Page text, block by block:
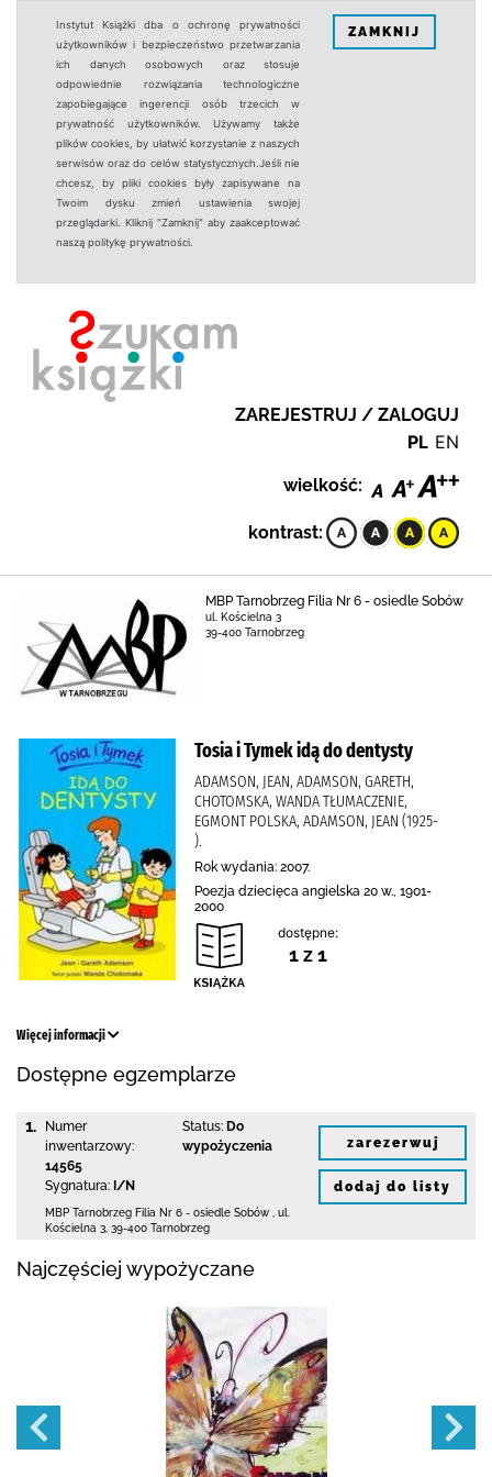
Instytut Książki dba o ochronę prywatności
użytkowników i bezpieczeństwo przetwarzania
ich danych osobowych oraz stosuje
odpowiednie rozwiązania technologiczne
zapobiegające ingerencji osób trzecich w
prywatność użytkowników. Używamy także
plików cookies, by ułatwić korzystanie z naszych
serwisów oraz do celów statystycznych.Jeśli nie
chcesz, by pliki cookies były zapisywane na
Twoim dysku zmień ustawienia swojej
przeglądarki. Kliknij "Zamknij" aby zaakceptować
naszą politykę prywatności.
ZAMKNIJ
ZAREJESTRUJ / ZALOGUJ
PL EN
wielkość:
kontrast:
MBP Tarnobrzeg Filia Nr 6 - osiedle Sobów
ul. Kościelna 3
39-400 Tarnobrzeg
Tosia i Tymek idą do dentysty
ADAMSON, JEAN, ADAMSON, GARETH,
CHOTOMSKA, WANDA TŁUMACZENIE,
EGMONT POLSKA, ADAMSON, JEAN (1925-
).
Rok wydania: 2007.
Poezja dziecięca angielska 20 w., 1901-
2000
dostępne:
1 z 1
Więcej informacji
Dostępne egzemplarze
1.
Numer
inwentarzowy:
14565
Sygnatura: I/N
Status: Do
wypożyczenia
MBP Tarnobrzeg Filia Nr 6 - osiedle Sobów
ul.
Kościelna 3 39-400 Tarnobrzeg
zarezerwuj
dodaj do listy
Najczęściej wypożyczane